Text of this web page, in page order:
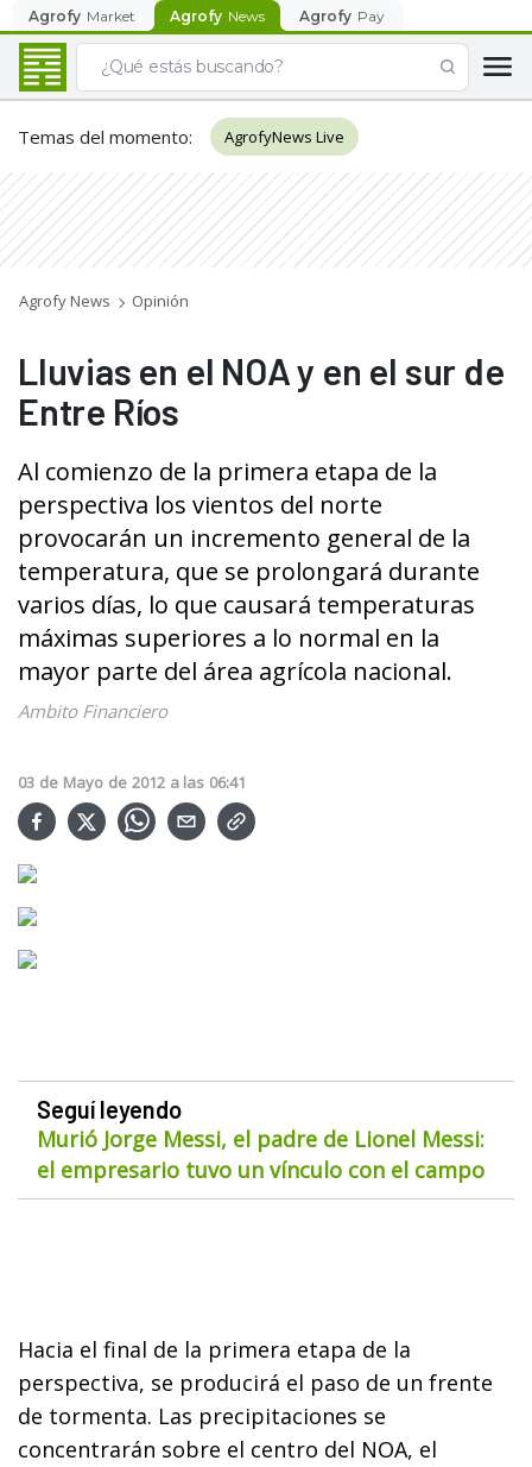
Agrofy Market Agrofy News Agrofy Pay
Temas del momento: AgrofyNews Live
Agrofy News Opinión
Lluvias en el NOA y en el sur de
Entre Ríos
Al comienzo de la primera etapa de la
perspectiva los vientos del norte
provocarán un incremento general de la
temperatura, que se prolongará durante
varios días, lo que causará temperaturas
máximas superiores a lo normal en la
mayor parte del área agrícola nacional.
Ambito Financiero
03 de Mayo de 2012 a las 06:41
Seguí leyendo
Murió Jorge Messi, el padre de Lionel Messi:
el empresario tuvo un vínculo con el campo
Hacia el final de la primera etapa de la
perspectiva, se producirá el paso de un frente
de tormenta. Las precipitaciones se
concentrarán sobre el centro del NOA, el